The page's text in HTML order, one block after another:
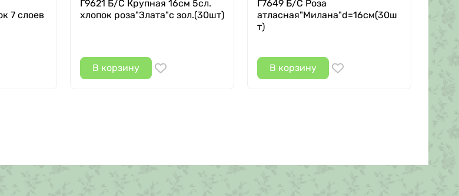
7 слоев
Г9621 Б/С Крупная 16см 5сл.
хлопок роза"Злата"с зол.(30шт)
В корзину
Г7649 Б/С Роза
атласная"Милана"d=16cм(30ш
т)
В корзину